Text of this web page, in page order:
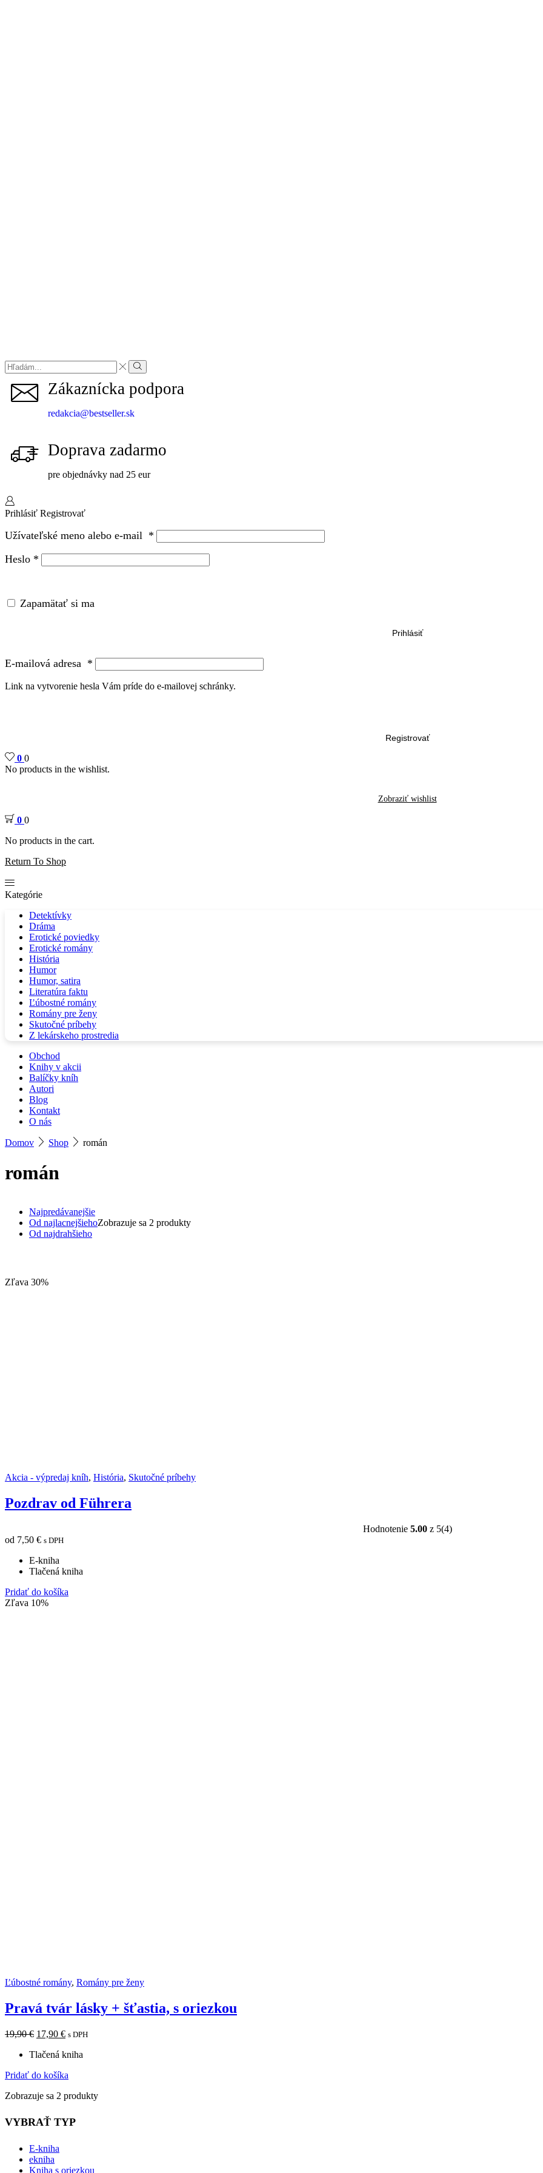
Zákaznícka podpora
redakcia@bestseller.sk
Doprava zadarmo
pre objednávky nad 25 eur
Prihlásiť Registrovať
Užívateľské meno alebo e-mail *
Heslo *
Zapamätať si ma
Prihlásiť
E-mailová adresa *
Link na vytvorenie hesla Vám príde do e-mailovej schránky.
Registrovať
0 0
No products in the wishlist.
Zobraziť wishlist
0 0
No products in the cart.
Return To Shop
Kategórie
Detektívky
Dráma
Erotické poviedky
Erotické romány
História
Humor
Humor, satira
Literatúra faktu
Ľúbostné romány
Romány pre ženy
Skutočné príbehy
Z lekárskeho prostredia
Obchod
Knihy v akcii
Balíčky kníh
Autori
Blog
Kontakt
O nás
Domov Shop román
román
Najpredávanejšie
Od najlacnejšieho
Od najdrahšieho
Zobrazuje sa 2 produkty
Zľava 30%
Akcia - výpredaj kníh, História, Skutočné príbehy
Pozdrav od Führera
Hodnotenie 5.00z 5(4)
od 7,50 € s DPH
E-kniha
Tlačená kniha
Pridať do košíka
Zľava 10%
Ľúbostné romány, Romány pre ženy
Pravá tvár lásky + šťastia, s oriezkou
19,90€ 17,90 € s DPH
Tlačená kniha
Pridať do košíka
Zobrazuje sa 2 produkty
VYBRAŤ TYP
E-kniha
ekniha
Kniha s oriezkou